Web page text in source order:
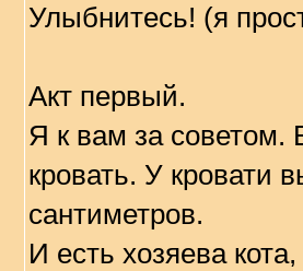
Улыбнитесь! (я
Акт первый.
Я к вам за советом.
кровать. У кровати
сантиметров.
И есть хозяева